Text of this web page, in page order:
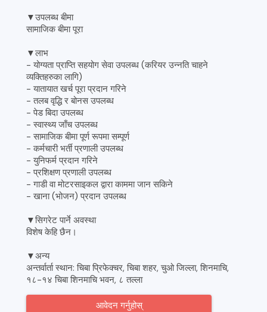
▼उपलब्ध बीमा
सामाजिक बीमा पूरा
▼लाभ
- योग्यता प्राप्ति सहयोग सेवा उपलब्ध (करियर उन्नति चाहने
व्यक्तिहरुका लागि)
- यातायात खर्च पूरा प्रदान गरिने
- तलब वृद्धि र बोनस उपलब्ध
- पेड बिदा उपलब्ध
- स्वास्थ्य जाँच उपलब्ध
- सामाजिक बीमा पूर्ण रूपमा सम्पूर्ण
- कर्मचारी भर्ती प्रणाली उपलब्ध
- युनिफर्म प्रदान गरिने
- प्रशिक्षण प्रणाली उपलब्ध
- गाडी वा मोटरसाइकल द्वारा काममा जान सकिने
- खाना (भोजन) प्रदान उपलब्ध
▼सिगरेट पार्ने अवस्था
विशेष केहि छैन।
▼अन्य
अन्तर्वार्ता स्थान: चिबा प्रिफेक्चर, चिबा शहर, चुओ जिल्ला, शिनमाचि,
१८-१४ चिबा शिनमाचि भवन, ८ तल्ला
आवेदन गर्नुहोस्